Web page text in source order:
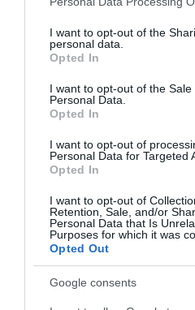
not limited to your visit or usage
grant or deny consent to
use your data for below
consent section.
I want to opt-out of the
personal data.
Opted In
I want to opt-out of the Sale
Personal Data.
Opted In
I want to opt-out of
Personal Data for Targeted
Opted In
I want to opt-out of
Retention, Sale, and/or
Personal Data that Is
Purposes for which it was
Opted Out
Google consents
Shutterstock
Ajánlott inkább „mini
mintsem egyből teljesen
értetődőnek vesszük,
támaszkodhatunk